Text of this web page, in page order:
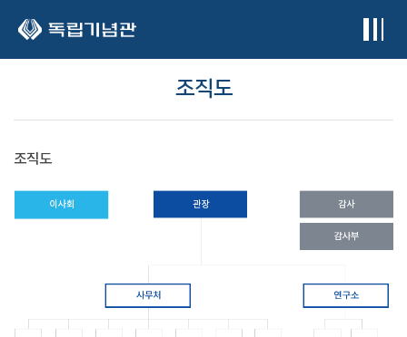
조직도
조직도